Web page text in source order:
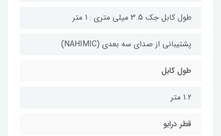
طول کابل جک 3.5 میلی متری : 1 متر
پشتیبانی از صدای سه بعدی (NAHIMIC)
طول کابل
1.2 متر
قطر درایو